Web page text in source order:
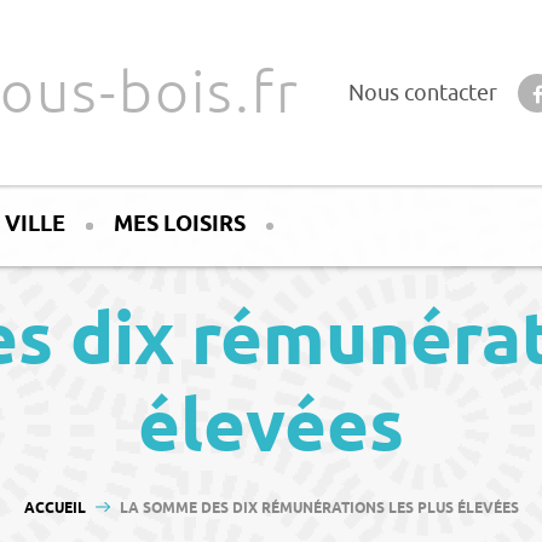
bois.fr Nous contacter
MES LOISIRS
dix
élevées
VOUS ÊTES ICI :
ACCUEIL LA SOMME DES DIX RÉMUNÉRATIONS LES PLUS ÉLEVÉES